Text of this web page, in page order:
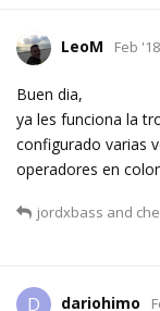
LeoM Feb '18
Buen dia,
ya les funciona la
configurado varias
operadores en
jordxbass and
D dariohimo